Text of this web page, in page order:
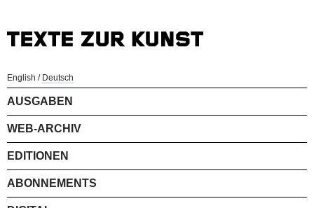
English / Deutsch
AUSGABEN
WEB-ARCHIV
EDITIONEN
ABONNEMENTS